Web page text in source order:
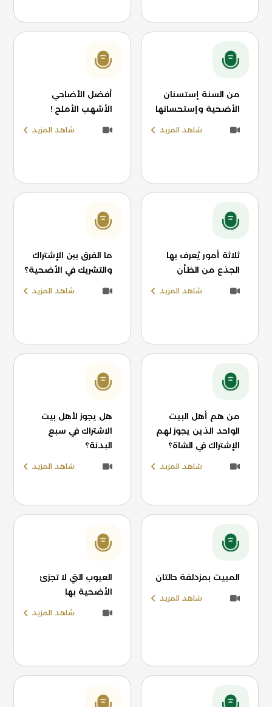
من السنة إستسنان
الأضحية وإستحسانها
شاهد المزيد
أفضل الأضاحي
الأشهب الأملح !
شاهد المزيد
ثلاثة أمور يُعرف بها
الجذع من الظأن
شاهد المزيد
ما الفرق بين الإشتراك
والتشريك في الأضحية؟
شاهد المزيد
من هم أهل البيت
الواحد الذين يجوز لهم
الإشتراك في الشاة؟
شاهد المزيد
هل يجوز لأهل بيت
الاشتراك في سبع
البدنة؟
شاهد المزيد
المبيت بمزدلفة حالتان
شاهد المزيد
العيوب التي لا تجزئ
الأضحية بها
شاهد المزيد